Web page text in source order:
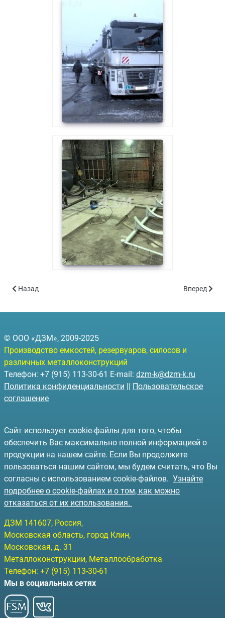
Предыдущий: Резервуары на санях РГС-С-25 (объём 25 куб.м.)
Назад Следующий:
Вперед
© ООО «ДЗМ», 2009-2025
Производство емкостей, резервуаров, силосов и
различных металлоконструкций
Телефон: +7 (915) 113-30-61 E-mail: dzm-k@dzm-k.ru
Политика конфиденциальности || Пользовательское
соглашение
Сайт использует cookie-файлы для того, чтобы
обеспечить Вас максимально полной информацией о
продукции на нашем сайте. Если Вы продолжите
пользоваться нашим сайтом, мы будем считать, что Вы
согласны с использованием cookie-файлов. Узнайте
подробнее о cookie-файлах и о том, как можно
отказаться от их использования.
ДЗМ 141607, Россия,
Московская область, город Клин,
Московская, д. 31
Металлоконструкции, Металлообработка
Телефон: +7 (915) 113-30-61
Мы в социальных сетях